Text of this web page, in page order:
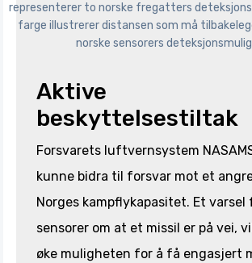
representerer to norske fregatters
farge illustrerer distansen som må
norske sensorers
Aktive
beskyttelsestiltak
Forsvarets luftvernsystem
kunne bidra til forsvar mot et
Norges kampflykapasitet. Et varsel
sensorer om at et missil er på vei,
øke muligheten for å få engasjert